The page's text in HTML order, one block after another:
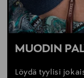
MUODIN
Löydä tyylisi